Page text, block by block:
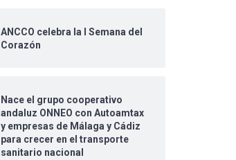
ANCCO celebra la I Semana del
Corazón
Nace el grupo cooperativo
andaluz ONNEO con Autoamtax
y empresas de Málaga y Cádiz
para crecer en el transporte
sanitario nacional